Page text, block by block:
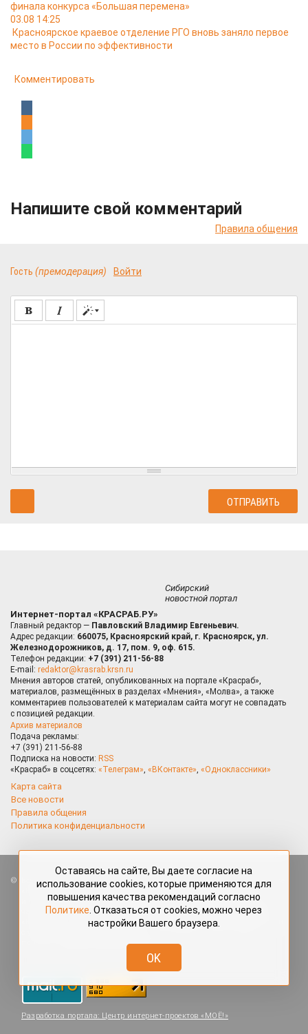
финала конкурса «Большая перемена»
03.08 14:25
Красноярское краевое отделение РГО вновь заняло первое
место в России по эффективности
Комментировать
Напишите свой комментарий
Правила общения
Гость (премодерация) Войти
Сибирский
новостной портал
Интернет-портал «КРАСРАБ.РУ»
Главный редактор — Павловский Владимир Евгеньевич.
Адрес редакции: 660075, Красноярский край, г. Красноярск, ул.
Железнодорожников, д. 17, пом. 9, оф. 615.
Телефон редакции: +7 (391) 211-56-88
E-mail: redaktor@krasrab.krsn.ru
Мнения авторов статей, опубликованных на портале «Красраб»,
материалов, размещённых в разделах «Мнения», «Молва», а также
комментариев пользователей к материалам сайта могут не совпадать
с позицией редакции.
Архив материалов
Подача рекламы:
+7 (391) 211-56-88
Подписка на новости: RSS
«Красраб» в соцсетях: «Телеграм», «ВКонтакте», «Одноклассники»
Карта сайта
Все новости
Правила общения
Политика конфиденциальности
Все права защищены. Любые материалы, размещённые на портале
«Красраб.ру» сотрудниками редакции, нештатными авторами
и читателями, являются объектами авторского права. Полное или
частичное использование материалов, размещённых на портале
«Красраб.ру», допускается только с письменного согласия редакции
redaktor@krasrab.krsn.ru.
Разработка портала: Центр интернет-проектов «МОЁ!»
Оставаясь на сайте, Вы даете согласие на
использование cookies, которые применяются для
повышения качества рекомендаций согласно
Политике . Отказаться от cookies, можно через
настройки Вашего браузера.
OK